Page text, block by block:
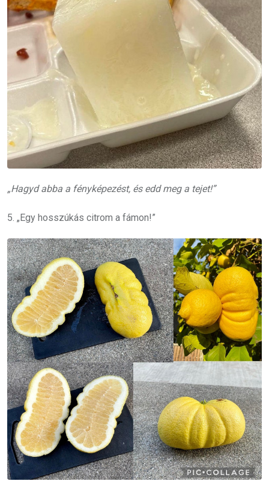
„Hagyd abba a fényképezést, és edd meg a tejet!”
5. „Egy hosszúkás citrom a fámon!”